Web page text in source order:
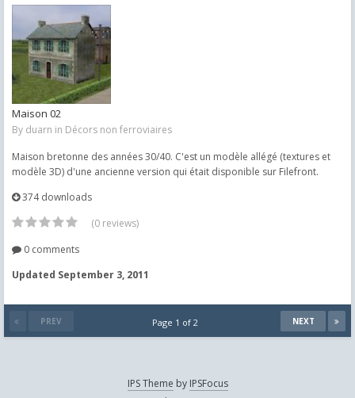
Maison 02
By duarn in Décors non ferroviaires
Maison bretonne des années 30/40. C'est un modèle allégé (textures et
modèle 3D) d'une ancienne version qui était disponible sur Filefront.
374 downloads
(0 reviews)
0 comments
Updated September 3, 2011
PREV NEXT
Page 1 of 2
IPS Theme by IPSFocus